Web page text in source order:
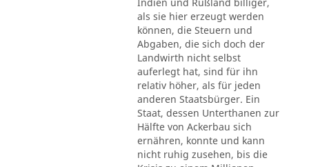
als sie hier erzeugt werden
können, die Steuern und
Abgaben, die sich doch der
Landwirth nicht selbst
auferlegt hat, sind für ihn
relativ höher, als für jeden
anderen Staatsbürger. Ein
Staat, dessen Unterthanen zur
Hälfte von Ackerbau sich
ernähren, konnte und kann
nicht ruhig zusehen, bis die